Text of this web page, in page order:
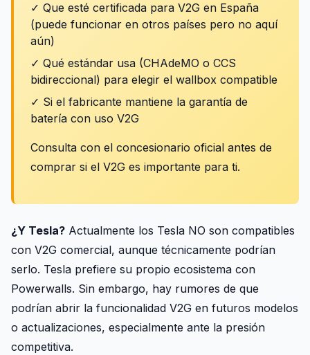
✓ Que esté certificada para V2G en España
(puede funcionar en otros países pero no aquí
aún)
✓ Qué estándar usa (CHAdeMO o CCS
bidireccional) para elegir el wallbox compatible
✓ Si el fabricante mantiene la garantía de
batería con uso V2G
Consulta con el concesionario oficial antes de
comprar si el V2G es importante para ti.
¿Y Tesla? Actualmente los Tesla NO son compatibles
con V2G comercial, aunque técnicamente podrían
serlo. Tesla prefiere su propio ecosistema con
Powerwalls. Sin embargo, hay rumores de que
podrían abrir la funcionalidad V2G en futuros modelos
o actualizaciones, especialmente ante la presión
competitiva.